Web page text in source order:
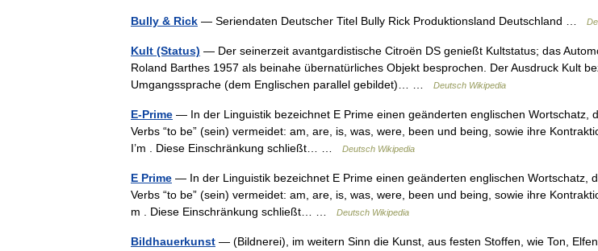
Bully & Rick — Seriendaten Deutscher Titel Bully Rick Produktionsland Deutschland …
Kult (Status) — Der seinerzeit avantgardistische Citroën DS genießt Kultstatus; das
Roland Barthes 1957 als beinahe übernatürliches Objekt besprochen. Der Ausdruck Kult
Umgangssprache (dem Englischen parallel gebildet)… …
Deutsch Wikipedia
E-Prime — In der Linguistik bezeichnet E Prime einen geänderten englischen Wortschatz,
Verbs “to be” (sein) vermeidet: am, are, is, was, were, been und being, sowie ihre
I’m . Diese Einschränkung schließt… …
Deutsch Wikipedia
E Prime — In der Linguistik bezeichnet E Prime einen geänderten englischen Wortschatz,
Verbs “to be” (sein) vermeidet: am, are, is, was, were, been und being, sowie ihre
m . Diese Einschränkung schließt… …
Deutsch Wikipedia
Bildhauerkunst — (Bildnerei), im weitern Sinn die Kunst, aus festen Stoffen, wie Ton,